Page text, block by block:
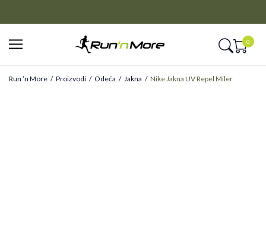
0
Run ’n More Proizvodi Odeća Jakna Nike Jakna UV Repel Miler